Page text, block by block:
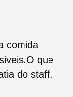
comida
que
do staff.